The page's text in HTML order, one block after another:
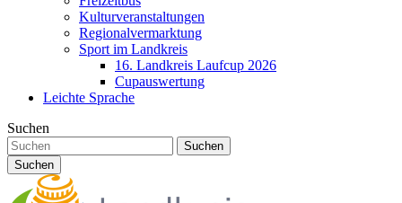
Kulturveranstaltungen
Regionalvermarktung
Sport im Landkreis
16. Landkreis Laufcup 2026
Cupauswertung
Leichte Sprache
Suchen
Suchen
Suchen